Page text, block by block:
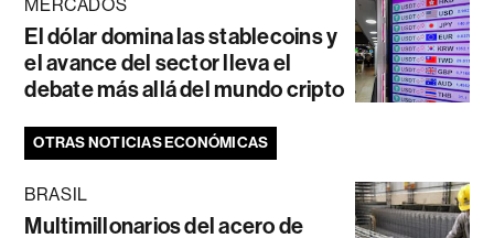
MERCADOS
El dólar domina las stablecoins y
el avance del sector lleva el
debate más allá del mundo cripto
OTRAS NOTICIAS ECONÓMICAS
BRASIL
Multimillonarios del acero de